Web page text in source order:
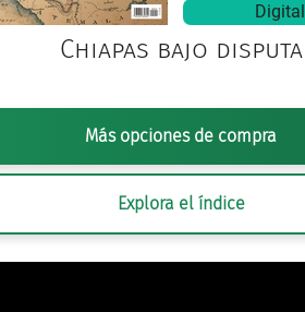
Digital
Chiapas bajo disputa
Más opciones de compra
Explora el índice